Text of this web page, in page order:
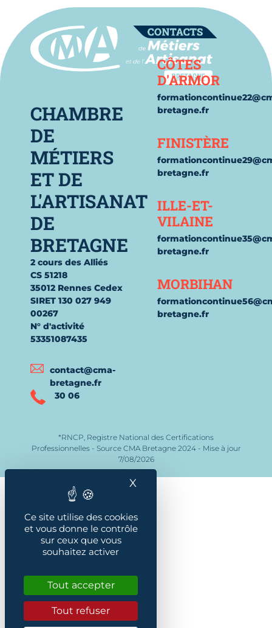
Ce site utilise des cookies
et vous donne le contrôle
sur ceux que vous
souhaitez activer
Tout accepter
Tout refuser
X
CHAMBRE
DE
MÉTIERS
ET DE
L'ARTISANAT
DE
BRETAGNE
2 cours des Alliés
CS 51218
35012 Rennes Cedex
SIRET 130 027 949
00267
N° d'activité
53351087435
contact@cma-
bretagne.fr
30 06
Contact
CÔTES
D'ARMOR
bretagne.fr
FINISTÈRE
bretagne.fr
ILLE-ET-
VILAINE
bretagne.fr
MORBIHAN
bretagne.fr
*RNCP, Registre National des Certifications
Professionnelles - Source CMA Bretagne 2024 - Mise à jour
7/08/2026